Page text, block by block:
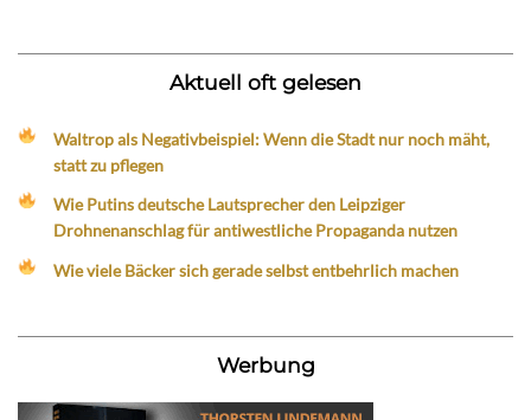
Aktuell oft gelesen
Waltrop als Negativbeispiel: Wenn die Stadt nur noch mäht,
statt zu pflegen
Wie Putins deutsche Lautsprecher den Leipziger
Drohnenanschlag für antiwestliche Propaganda nutzen
Wie viele Bäcker sich gerade selbst entbehrlich machen
Werbung